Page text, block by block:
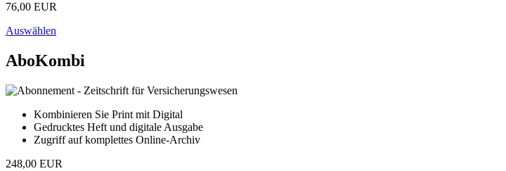
76,00 EUR
Auswählen
AboKombi
Kombinieren Sie Print mit Digital
Gedrucktes Heft und digitale Ausgabe
Zugriff auf komplettes Online-Archiv
248,00 EUR